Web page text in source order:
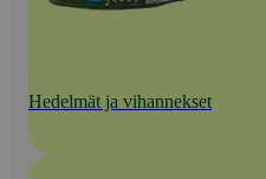
Hedelmät ja vihannekset